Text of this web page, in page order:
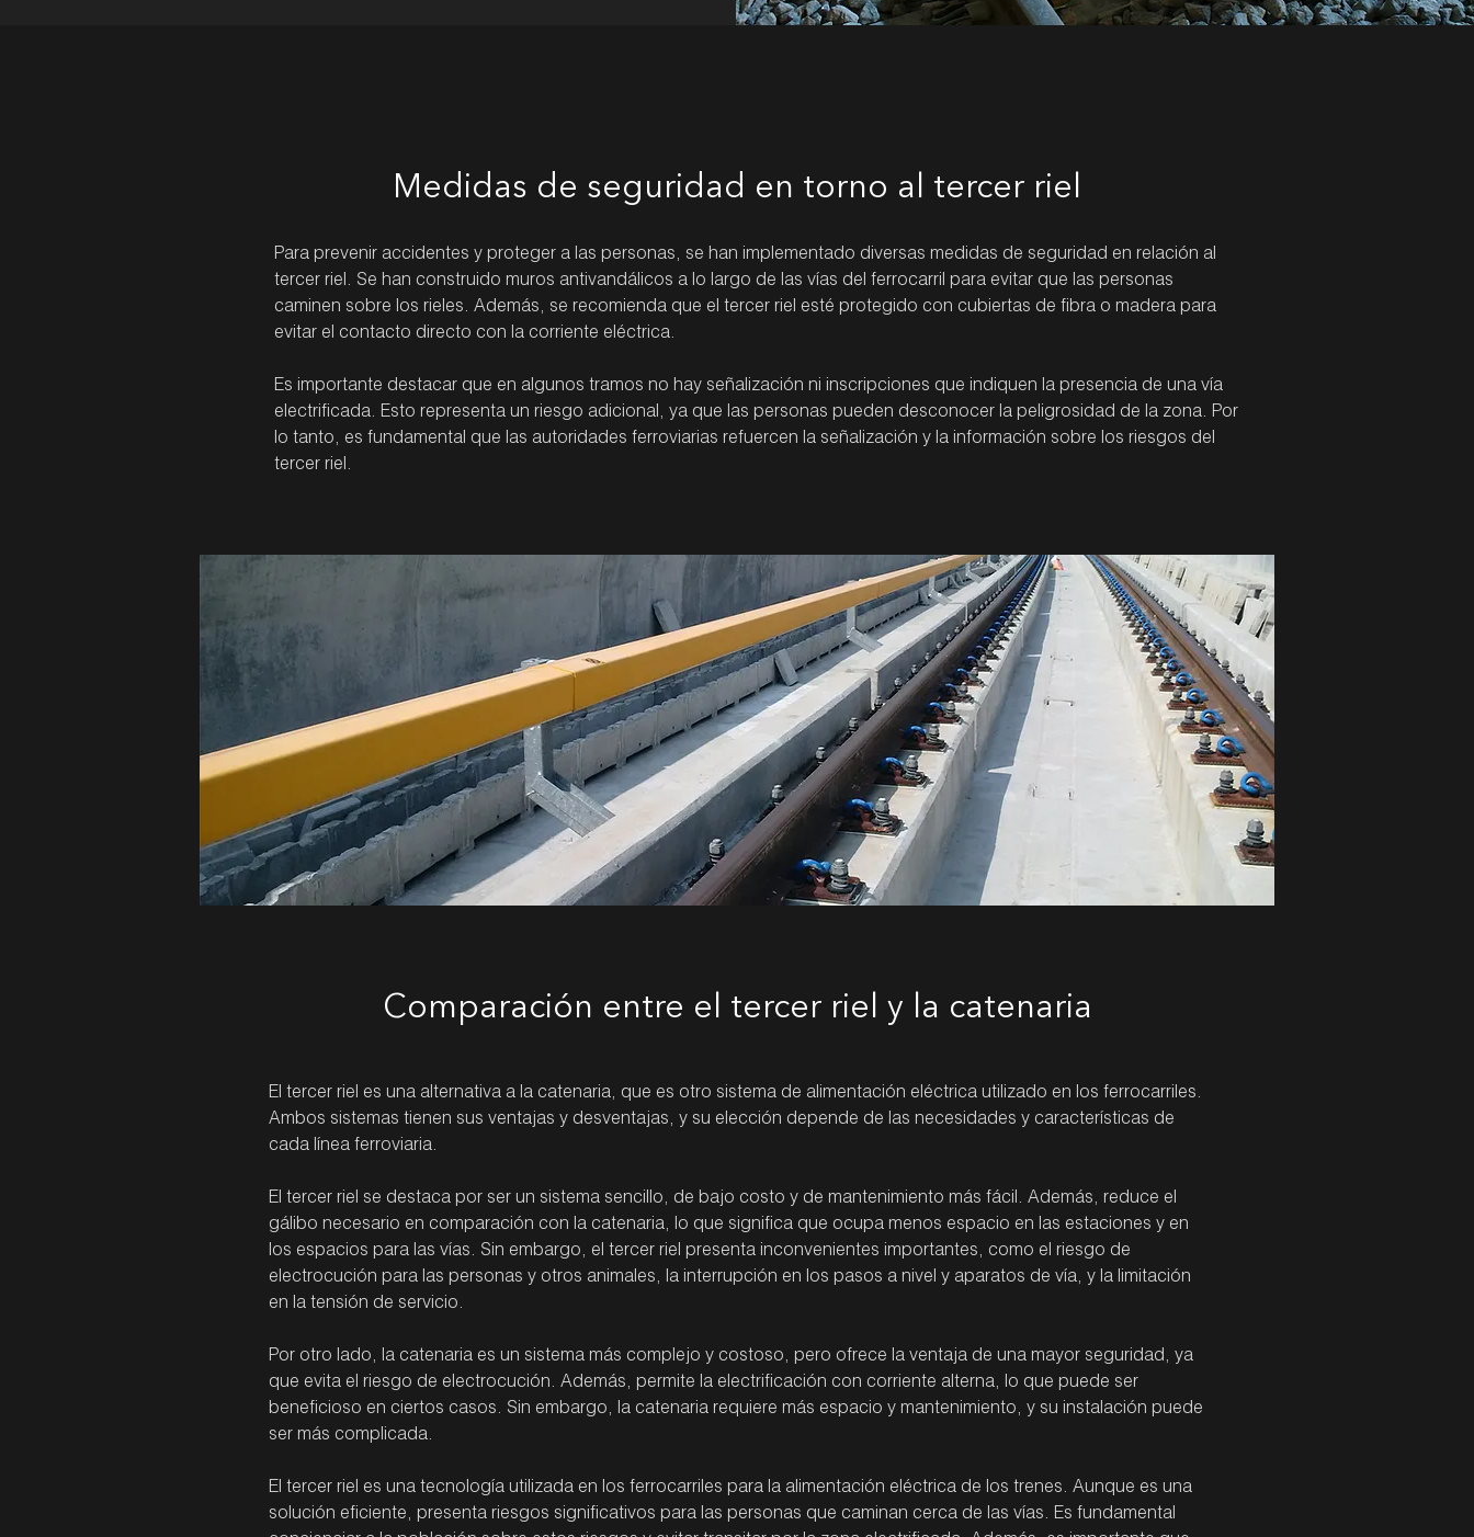
Medidas de seguridad en torno al tercer riel
Para prevenir accidentes y proteger a las personas, se han implementado diversas medidas de seguridad en relación al
tercer riel. Se han construido muros antivandálicos a lo largo de las vías del ferrocarril para evitar que las personas
caminen sobre los rieles. Además, se recomienda que el tercer riel esté protegido con cubiertas de fibra o madera para
evitar el contacto directo con la corriente eléctrica.
Es importante destacar que en algunos tramos no hay señalización ni inscripciones que indiquen la presencia de una vía
electrificada. Esto representa un riesgo adicional, ya que las personas pueden desconocer la peligrosidad de la zona. Por
lo tanto, es fundamental que las autoridades ferroviarias refuercen la señalización y la información sobre los riesgos del
tercer riel.
Comparación entre el tercer riel y la catenaria
El tercer riel es una alternativa a la catenaria, que es otro sistema de alimentación eléctrica utilizado en los ferrocarriles.
Ambos sistemas tienen sus ventajas y desventajas, y su elección depende de las necesidades y características de
cada línea ferroviaria.
El tercer riel se destaca por ser un sistema sencillo, de bajo costo y de mantenimiento más fácil. Además, reduce el
gálibo necesario en comparación con la catenaria, lo que significa que ocupa menos espacio en las estaciones y en
los espacios para las vías. Sin embargo, el tercer riel presenta inconvenientes importantes, como el riesgo de
electrocución para las personas y otros animales, la interrupción en los pasos a nivel y aparatos de vía, y la limitación
en la tensión de servicio.
Por otro lado, la catenaria es un sistema más complejo y costoso, pero ofrece la ventaja de una mayor seguridad, ya
que evita el riesgo de electrocución. Además, permite la electrificación con corriente alterna, lo que puede ser
beneficioso en ciertos casos. Sin embargo, la catenaria requiere más espacio y mantenimiento, y su instalación puede
ser más complicada.
El tercer riel es una tecnología utilizada en los ferrocarriles para la alimentación eléctrica de los trenes. Aunque es una
solución eficiente, presenta riesgos significativos para las personas que caminan cerca de las vías. Es fundamental